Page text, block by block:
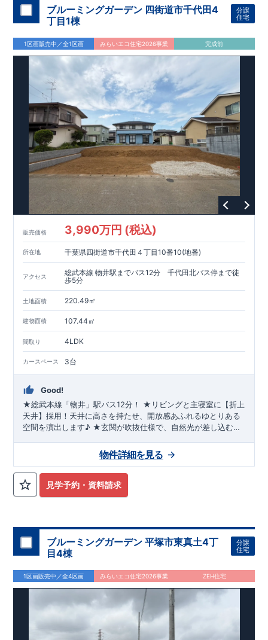
がら家事ができます♪
・冷蔵庫や棚を置いても家族がすれ違える奥行のあるキッチン
スペース◎
・オープンサニタリーirodori採用！
段差のないシームアンダーボウルでお手入れ楽々◎
カウンター下は
脱衣かご ​・嬉しい
雨の日でも気にせずにお洗濯ができます！
・主寝室にはWIC付！
勾配天井で
デザイン性も兼ね備えてます♪
​↓↓クリックで詳細ご紹介
​◆充実のアフターサポート
◆
​東栄住宅では、お引き渡し後最大4回の無料点検と、最長60年
間の品質保証を実施。
​お引き渡しからが本当のお付き合いだと考え、アフターサービ
スを外部の業者に委託せず、
​東栄住宅グループ「東栄ホームサービス株式会社」にて責任を
もって対応いたします。
​​↓↓クリックで詳細ご紹介
​当物件は国から定められた7つの技術基準をクリアした認定住
宅！
​住宅ローンの金利優遇、税金面の優遇が得られるなどの、金銭
的メリットが大きいのも魅力です。
​東栄住宅はパワービルダーで所得数No.1です！
​​ ↓↓クリックで詳細ご紹介
◆耐震＋制震。東栄セーフティーダンパー標準装備◆
​大きな揺れから家を守るだけではなく揺れそのものを軽減
て、倒壊、崩壊しない」
​という基準から、さらに1.5倍の耐震力を達成しています。
​住宅品質を担保しながらも
ーミングガーデンの魅力です。
「ここまでやってこの価格」をぜひ体験してください。
ブルーミングガーデン 四街道市千代田4
丁目1棟
分譲
住宅
1区画販売中／全1区画 みらいエコ住宅2026事業 完成前
販売価格 3,990万円 (税込)
所在地 千葉県四街道市千代田４丁目10番10(地番)
アクセス
総武本線 物井駅までバス12分 千代田北バス停まで徒
歩5分
土地面積 220.49㎡
建物面積 107.44㎡
間取り 4LDK
カースペース 3台
Good!
★総武本線「物井」駅バス12分！ ★リビングと主寝室に【折上
天井】採用！天井に高さを持たせ、開放感あふれるゆとりある
空間を演出します♪ ★玄関が吹抜仕様で、自然光が差し込む明
優良住宅認定物件につき住宅ローン控除が最長13年に♪
見学予約・資料請求
物件詳細を見る
ブルーミングガーデン 平塚市東真土4丁
目4棟
分譲
住宅
1区画販売中／全4区画 みらいエコ住宅2026事業 ZEH住宅